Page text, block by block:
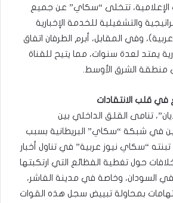
الإعلامية، تتخلى “سكاي” عن جميع
والتشغيلية للخدمة الإخبارية
وفي المقابل، أبرم الطرفان اتفاق
يمتد لعدة سنوات، مما يتيح للقناة
منطقة الشرق الأوسط.
في قلب الانتقادات
تنامى القلق الداخلي بين
في شبكة “سكاي” البريطانية بسبب
“سكاي نيوز عربية” في تناول أخبار
حول تغطية الفظائع التي ارتكبتها
السودان، وخاصة في مدينة الفاشر،
بمحاولة تبييض سجل هذه القوات